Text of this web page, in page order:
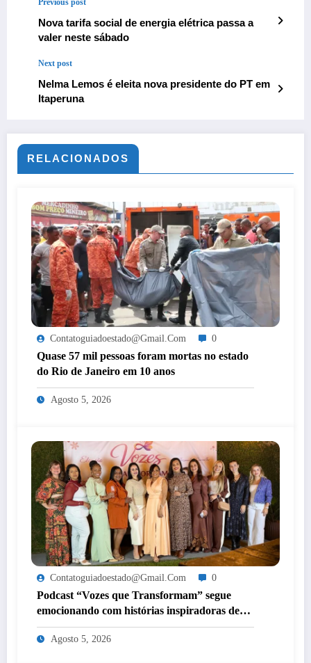
Previous post
Nova tarifa social de energia elétrica passa a
valer neste sábado
Next post
Nelma Lemos é eleita nova presidente do PT em
Itaperuna
RELACIONADOS
Contatoguiadoestado@gmail.com 0
Quase 57 mil pessoas foram mortas no estado
do Rio de Janeiro em 10 anos
Agosto 5, 2026
Contatoguiadoestado@gmail.com 0
Podcast “Vozes que Transformam” segue
emocionando com histórias inspiradoras de
mulheres de Itaperuna
Agosto 5, 2026